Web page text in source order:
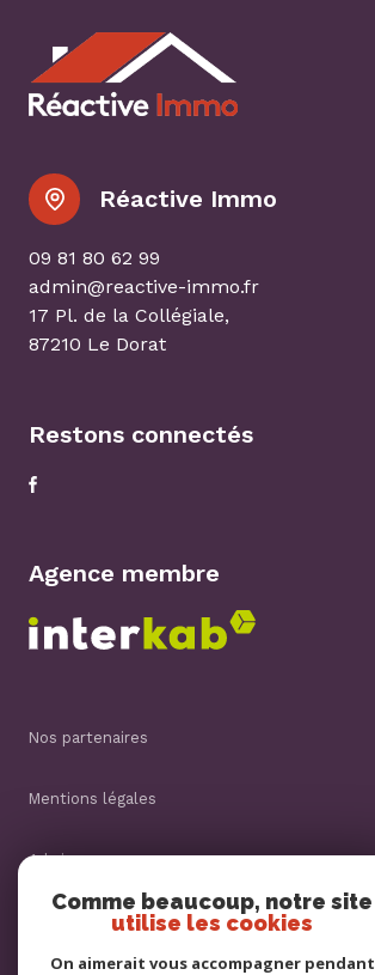
Réactive Immo
09 81 80 62 99
admin@reactive-immo.fr
17 Pl. de la Collégiale,
87210 Le Dorat
Restons connectés
Agence membre
nos partenaires
mentions légales
admin
nos honoraires
Comme beaucoup, notre site
utilise les cookies
On aimerait vous accompagner pendant